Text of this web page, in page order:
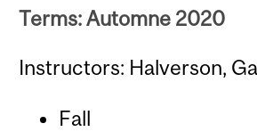
Terms: Automne 2020
Instructors: Halverson,
Fall